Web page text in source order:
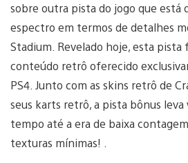
sobre outra pista do jogo que está
espectro em termos de detalhes
Stadium. Revelado hoje, esta pista
conteúdo retrô oferecido
PS4. Junto com as skins retrô de
seus karts retrô, a pista bônus
tempo até a era de baixa
texturas mínimas! .